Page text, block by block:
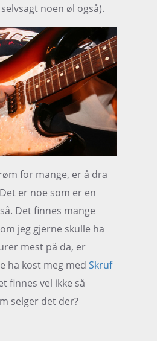
noen øl også).
for mange, er å dra
er noe som er en
Det finnes mange
jeg gjerne skulle ha
mest på da, er
ha kost meg med Skruf
finnes vel ikke så
selger det der?